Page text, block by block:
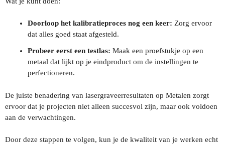
Doorloop het kalibratieproces nog een keer: Zorg ervoor
dat alles goed staat afgesteld.
Probeer eerst een testlas: Maak een proefstukje op een
metaal dat lijkt op je eindproduct om de instellingen te
perfectioneren.
De juiste benadering van lasergraveerresultaten op Metalen zorgt
ervoor dat je projecten niet alleen succesvol zijn, maar ook voldoen
aan de verwachtingen.
Door deze stappen te volgen, kun je de kwaliteit van je werken echt